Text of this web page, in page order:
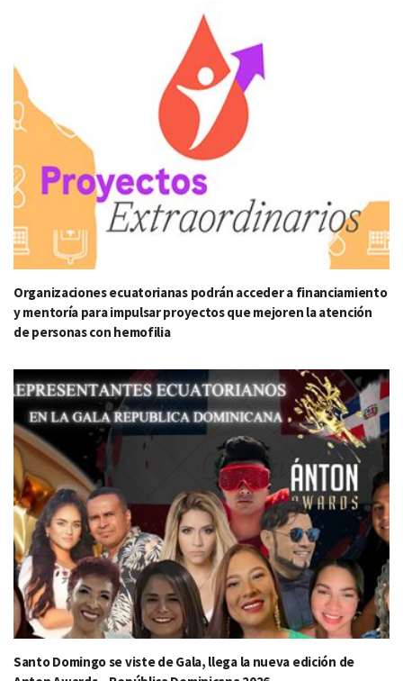
Organizaciones ecuatorianas podrán acceder a financiamiento
y mentoría para impulsar proyectos que mejoren la atención
de personas con hemofilia
Santo Domingo se viste de Gala, llega la nueva edición de